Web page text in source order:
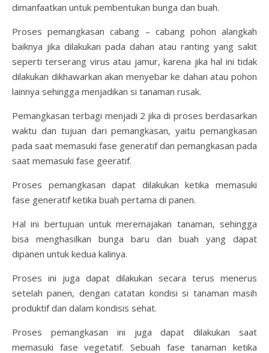
dimanfaatkan untuk pembentukan bunga dan buah.
Proses pemangkasan cabang – cabang pohon alangkah
baiknya jika dilakukan pada dahan atau ranting yang sakit
seperti terserang virus atau jamur, karena jika hal ini tidak
dilakukan dikhawarkan akan menyebar ke dahan atau pohon
lainnya sehingga menjadikan si tanaman rusak.
Pemangkasan terbagi menjadi 2 jika di proses berdasarkan
waktu dan tujuan dari pemangkasan, yaitu pemangkasan
pada saat memasuki fase generatif dan pemangkasan pada
saat memasuki fase geeratif.
Proses pemangkasan dapat dilakukan ketika memasuki
fase generatif ketika buah pertama di panen.
Hal ini bertujuan untuk meremajakan tanaman, sehingga
bisa menghasilkan bunga baru dan buah yang dapat
dipanen untuk kedua kalinya.
Proses ini juga dapat dilakukan secara terus menerus
setelah panen, dengan catatan kondisi si tanaman masih
produktif dan dalam kondisis sehat.
Proses pemangkasan ini juga dapat dilakukan saat
memasuki fase vegetatif. Sebuah fase tanaman ketika